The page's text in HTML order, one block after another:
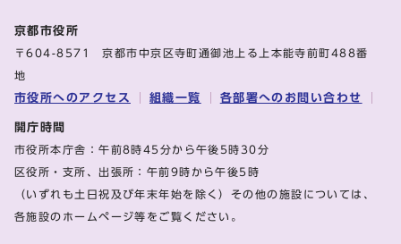
京都市役所
〒604-8571 京都市中京区寺町通御池上る上本能寺前町488番
地
市役所へのアクセス 組織一覧 各部署へのお問い合わせ
開庁時間
市役所本庁舎：午前8時45分から午後5時30分
区役所・支所、出張所：午前9時から午後5時
（いずれも土日祝及び年末年始を除く）その他の施設については、
各施設のホームページ等をご覧ください。